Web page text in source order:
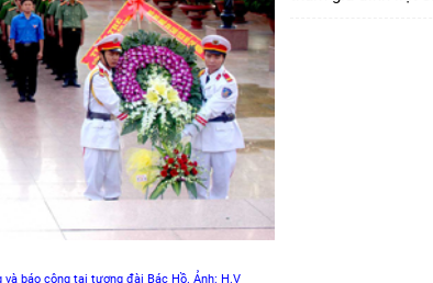
và báo công tại tượng đài Bác Hồ. Ảnh: H.V